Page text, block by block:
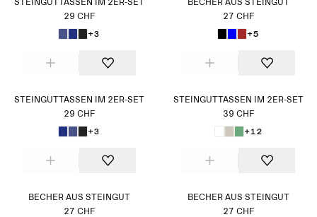
STEINGUTTASSEN IM 2ER-SET
29 CHF
+3
BECHER AUS STEINGUT
27 CHF
+5
STEINGUTTASSEN IM 2ER-SET
29 CHF
+3
STEINGUTTASSEN IM 2ER-SET
39 CHF
+12
BECHER AUS STEINGUT
27 CHF
BECHER AUS STEINGUT
27 CHF